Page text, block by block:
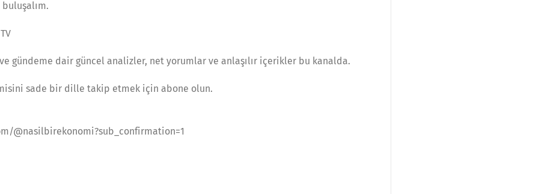
buluşalım.
gündeme dair güncel analizler, net yorumlar ve anlaşılır içerikler bu kanalda.
sade bir dille takip etmek için abone olun.
@nasilbirekonomi?sub_confirmation=1